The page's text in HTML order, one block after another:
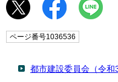
ページ番号1036536
都市建設委員会（令